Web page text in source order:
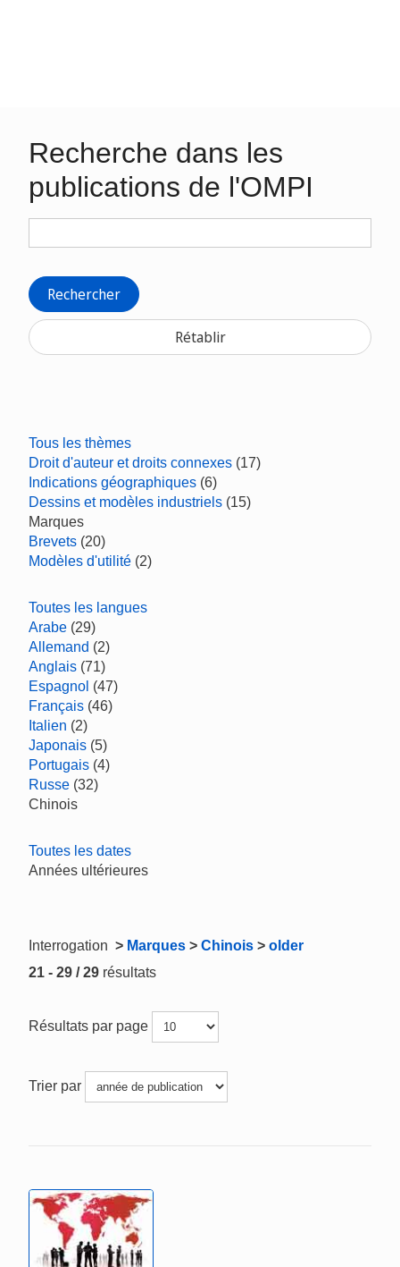
Recherche dans les
publications de l'OMPI
Rechercher
Rétablir
Tous les thèmes
Droit d'auteur et droits connexes (17)
Indications géographiques (6)
Dessins et modèles industriels (15)
Marques
Brevets (20)
Modèles d'utilité (2)
Toutes les langues
Arabe (29)
Allemand (2)
Anglais (71)
Espagnol (47)
Français (46)
Italien (2)
Japonais (5)
Portugais (4)
Russe (32)
Chinois
Toutes les dates
Années ultérieures
Interrogation > Marques > Chinois > older
21 - 29 / 29 résultats
Résultats par page
Trier par